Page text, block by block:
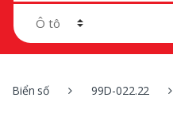
k
ế
m
o
Biển số 99D-022.22